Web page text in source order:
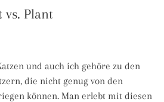
vs. Plant
und auch ich gehöre zu den
die nicht genug von den
können. Man erlebt mit diesen